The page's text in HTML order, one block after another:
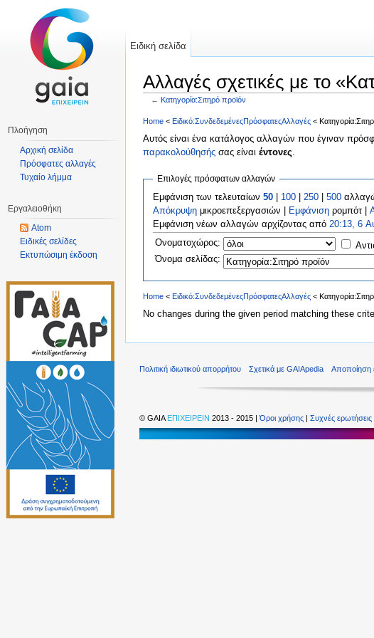
Αλλαγές σχετικές με το
← Κατηγορία:Σιτηρό προϊόν
Home < Ειδικό:ΣυνδεδεμένεςΠρόσφατεςΑλλαγές <
Αυτός είναι ένα κατάλογος αλλαγών που έγιναν
παρακολούθησής σας είναι έντονες
Επιλογές πρόσφατων αλλαγών
Εμφάνιση των τελευταίων 50| 100| 250| 500
Απόκρυψημικροεπεξεργασιών | Εμφάνισηρομπότ |
Εμφάνιση νέων αλλαγών αρχίζοντας από 20:13, 6
Ονοματοχώρος:
Όνομα σελίδας:
Home < Ειδικό:ΣυνδεδεμένεςΠρόσφατεςΑλλαγές <
No changes during the given period matching these
Ειδική σελίδα
Πλοήγηση
Αρχική σελίδα
Πρόσφατες αλλαγές
Τυχαίο λήμμα
Εργαλειοθήκη
Atom
Ειδικές σελίδες
Εκτυπώσιμη έκδοση
Πολιτική ιδιωτικού απορρήτου Σχετικά με GAIApedia Αποποίηση
© GAIA ΕΠΙΧΕΙΡΕΙΝ 2013 - 2015 |Όροι χρήσης | Συχνές ερωτήσεις